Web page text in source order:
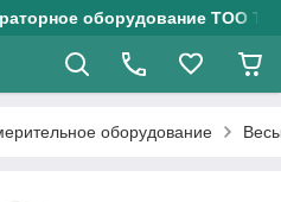
оборудование ТОО
оборудование